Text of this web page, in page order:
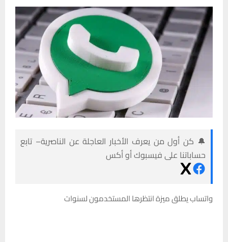
🔔 كن أول من يعرف الأخبار العاجلة عن الناصرية– تابع
حساباتنا على فيسبوك أو أكس
واتساب يطلق ميزة انتظرها المستخدمون لسنوات